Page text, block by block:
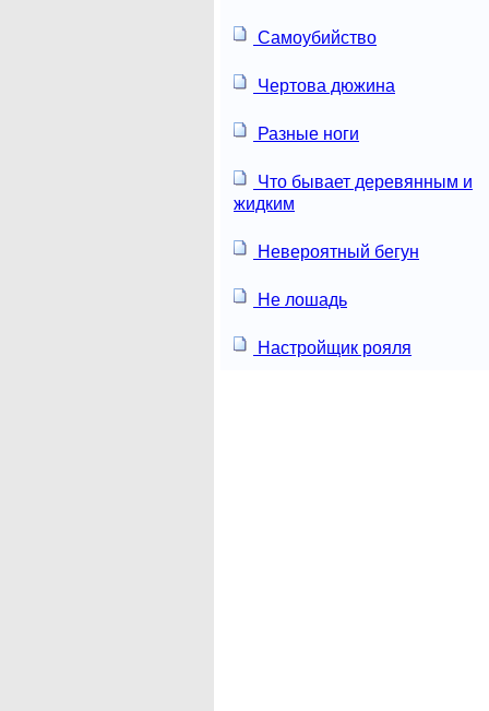
Самоубийство
Чертова дюжина
Разные ноги
Что бывает деревянным и
жидким
Невероятный бегун
Не лошадь
Настройщик рояля